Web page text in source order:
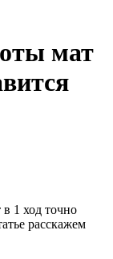
мат
в 1 ход точно
расскажем